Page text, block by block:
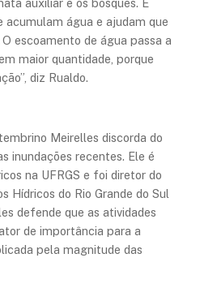
acumulam água e ajudam que
escoamento de água passa a
maior quantidade, porque
diz Rualdo.
Meirelles discorda do
inundações recentes. Ele é
na UFRGS e foi diretor do
Hídricos do Rio Grande do Sul
defende que as atividades
de importância para a
pela magnitude das